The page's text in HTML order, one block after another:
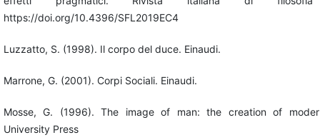
https://doi.org/10.4396/SFL2019EC4
Luzzatto, S. (1998). Il corpo del duce. Einaudi.
Marrone, G. (2001). Corpi Sociali. Einaudi.
Mosse, G. (1996). The image of man: the creation of
University Press